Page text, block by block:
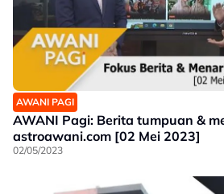
AWANI PAGI
AWANI Pagi: Berita tumpuan &
astroawani.com [02 Mei 2023]
02/05/2023